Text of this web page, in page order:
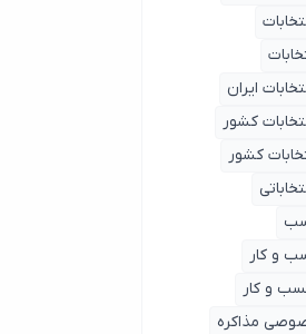
ایران
کشور
کشور
و کار
و کار
مذاکره